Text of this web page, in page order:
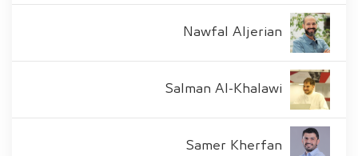
Nawfal Aljerian
Salman Al-Khalawi
Samer Kherfan